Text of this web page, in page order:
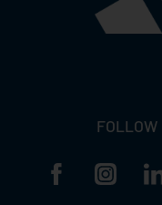
FOLLOW